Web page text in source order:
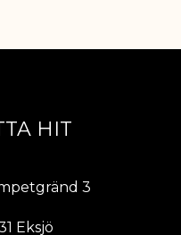
HIT
3
Eksjö